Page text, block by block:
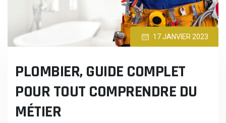
17 JANVIER 2023
PLOMBIER, GUIDE COMPLET
POUR TOUT COMPRENDRE DU
MÉTIER